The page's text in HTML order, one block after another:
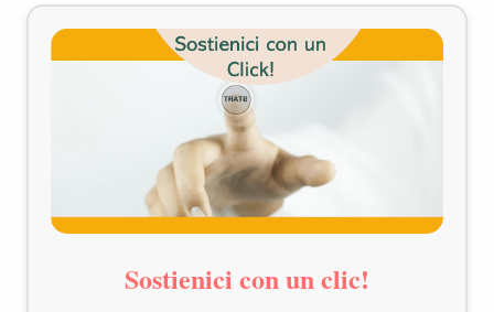
Sostienici con un clic!